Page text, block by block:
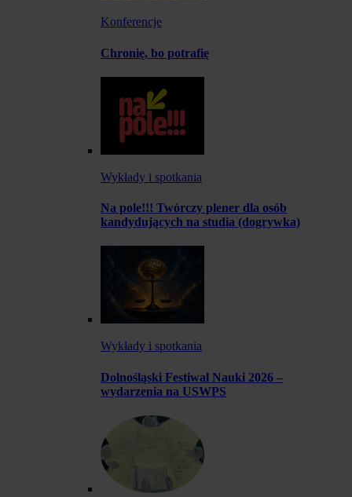
Konferencje
Chronię, bo potrafię
Wykłady i spotkania
Na pole!!! Twórczy plener dla osób
kandydujących na studia (dogrywka)
Wykłady i spotkania
Dolnośląski Festiwal Nauki 2026 –
wydarzenia na USWPS